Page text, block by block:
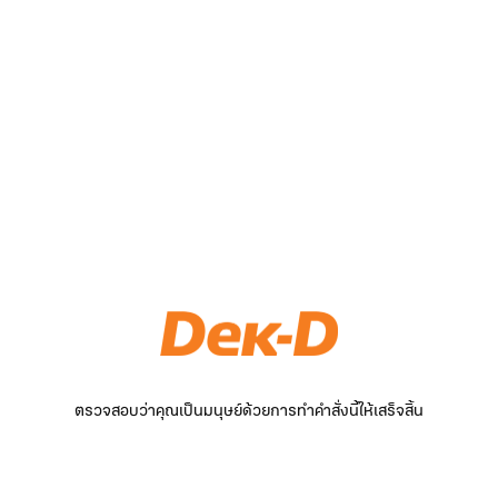
ตรวจสอบว่าคุณเป็นมนุษย์ด้วยการทำคำสั่งนี้ให้เสร็จสิ้น